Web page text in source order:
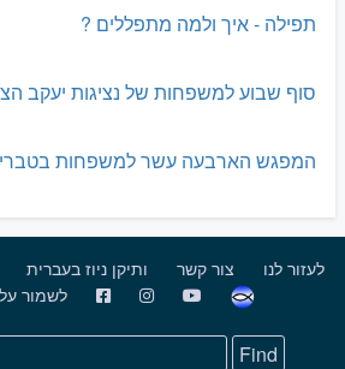
תפילה - איך ולמה מתפללים ?
סוף שבוע למשפחות של נציגות יעקב
המפגש הארבעה עשר למשפחות
לעזור לנו צור קשר ותיקן ניוז בעברית
לשמור על בטחון הילדים